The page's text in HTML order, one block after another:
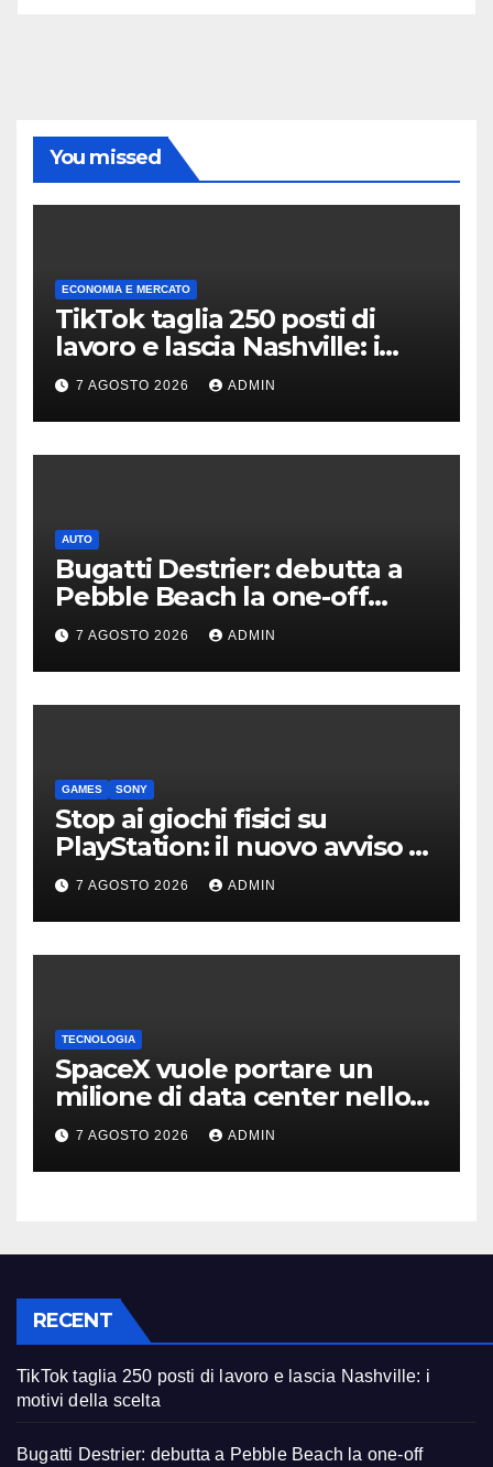
You missed
ECONOMIA E MERCATO
TikTok taglia 250 posti di
lavoro e lascia Nashville: i
motivi della scelta
7 AGOSTO 2026 ADMIN
AUTO
Bugatti Destrier: debutta a
Pebble Beach la one-off
derivata dalla Bolide
7 AGOSTO 2026 ADMIN
GAMES SONY
Stop ai giochi fisici su
PlayStation: il nuovo avviso di
Sony è l’ennesima conferma
7 AGOSTO 2026 ADMIN
TECNOLOGIA
SpaceX vuole portare un
milione di data center nello
spazio: Nvidia sarà il cervello
7 AGOSTO 2026 ADMIN
RECENT
TikTok taglia 250 posti di lavoro e lascia Nashville: i
motivi della scelta
Bugatti Destrier: debutta a Pebble Beach la one-off